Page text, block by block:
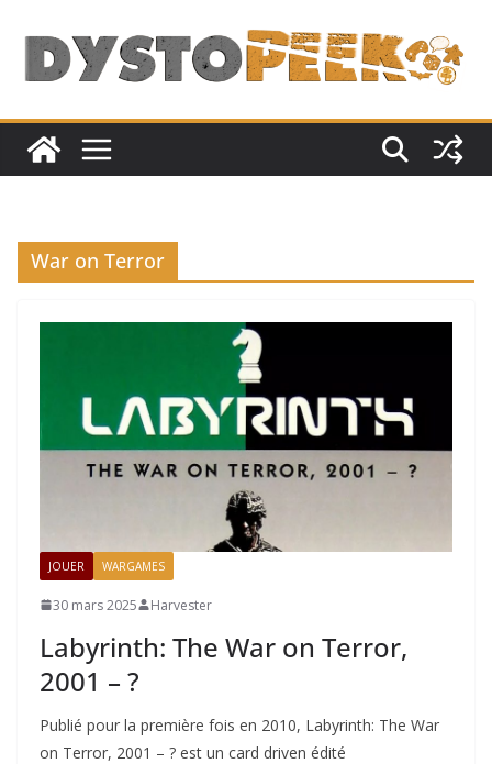
contenu
War on Terror
JOUER WARGAMES
30 mars 2025 Harvester
Labyrinth: The War on Terror,
2001 – ?
Publié pour la première fois en 2010, Labyrinth: The War
on Terror, 2001 – ? est un card driven édité